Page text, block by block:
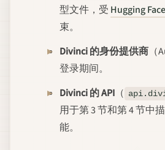
型文件，受 Hugging
束。
Divinci 的身份提供商
登录期间。
Divinci 的 API （
用于第 3 节和第 4 节中
能。